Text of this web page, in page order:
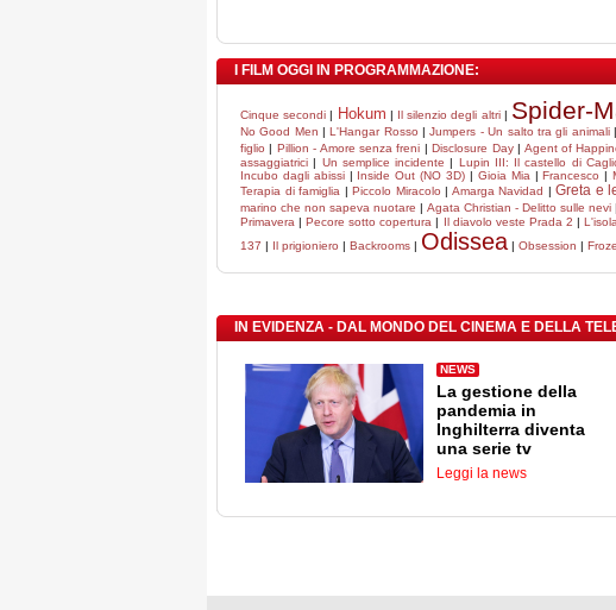
I FILM OGGI IN PROGRAMMAZIONE:
Cinque secondi | Hokum | Il silenzio degli altri| Spider-
No Good Men |L'Hangar Rosso |Jumpers - Un salto tra gli animali
figlio | Pillion - Amore senza freni |Disclosure Day| Agent of
assaggiatrici | Un semplice incidente | Lupin III: Il castello di
Incubo dagli abissi| Inside Out (NO 3D) | Gioia Mia |Francesco |
Terapia di famiglia | Piccolo Miracolo | Amarga Navidad | Greta e
marino che non sapeva nuotare | Agata Christian - Delitto sulle nevi|
Primavera |Pecore sotto copertura | Il diavolo veste Prada 2 |
137 | Il prigioniero | Backrooms | Odissea | Obsession |
IN EVIDENZA - DAL MONDO DEL CINEMA E DELLA
NEWS
La gestione della
pandemia in
Inghilterra diventa
una serie tv
Leggi la news